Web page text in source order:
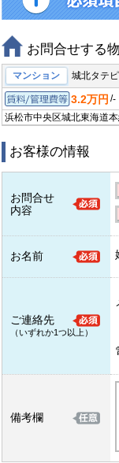
お問合せする
マンション 城北タテ
賃料/管
3.2万円 /-
浜松市中央区城北東海道
お客様の情報
お問合せ
内容
お名前
ご連絡先
（いずれか1つ以上）
備考欄